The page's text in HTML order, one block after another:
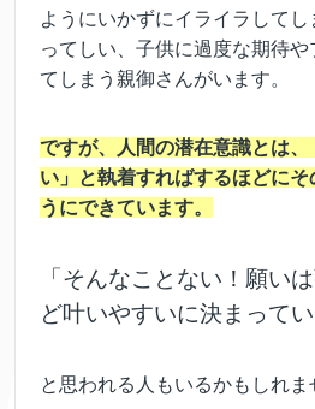
ようにいかずにイライラして
ってしい、子供に過度な期待
てしまう親御さんがいます。
ですが、人間の潜在意識とは
い」と執着すればするほどにそ
うにできています。
「そんなことない！願い
ど叶いやすいに決まってい
と思われる人もいるかもしれま